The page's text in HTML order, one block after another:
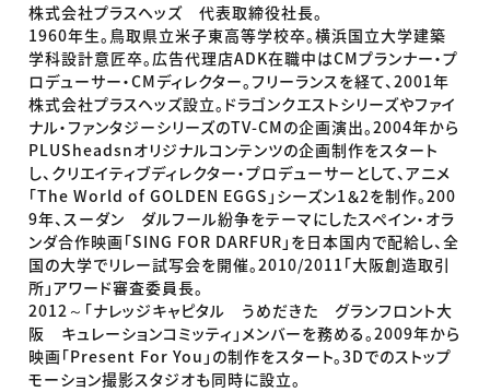
株式会社プラスヘッズ 代表取締役社長。
1960年生。鳥取県立米子東高等学校卒。横浜国立大学建築
学科設計意匠卒。広告代理店ADK在職中はCMプランナー・プ
ロデューサー・CMディレクター。フリーランスを経て、2001年
株式会社プラスヘッズ設立。ドラゴンクエストシリーズやファイ
ナル・ファンタジーシリーズのTV-CMの企画演出。2004年から
PLUSheadsnオリジナルコンテンツの企画制作をスタート
し、クリエイティブディレクター・プロデューサーとして、アニメ
「The World of GOLDEN EGGS」シーズン1＆2を制作。200
9年、スーダン ダルフール紛争をテーマにしたスペイン・オラ
ンダ合作映画「SING FOR DARFUR」を日本国内で配給し、全
国の大学でリレー試写会を開催。2010/2011「大阪創造取引
所」アワード審査委員長。
2012～「ナレッジキャピタル うめだきた グランフロント大
阪 キュレーションコミッティ」メンバーを務める。2009年から
映画「Present For You」の制作をスタート。3Dでのストップ
モーション撮影スタジオも同時に設立。